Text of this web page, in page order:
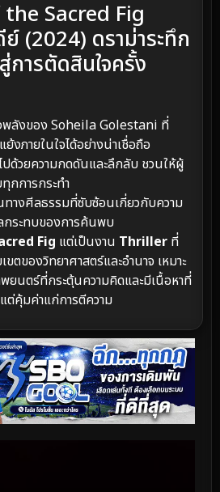
Sacred Fig
(2024) ดราม่าระทึก
ารตัดสินใจครั้ง
พลังของ Soheila Golestani ที่
งภายในใจได้อย่างน่าเชื่อถือ
ปด้วยความกดดันและลึกลับ ชวนให้ผู้
กการกระทำ
นทางศีลธรรมที่ซับซ้อนเกี่ยวกับความ
ระทบของการค้นพบ
Fig แต่เป็นงาน Thriller ที่
ตของวิทยาศาสตร์และอำนาจ เหมาะ
นตร์ที่กระตุ้นความคิดและมีเนื้อหาที่
ต่คุ้มค่าแก่การตีความ